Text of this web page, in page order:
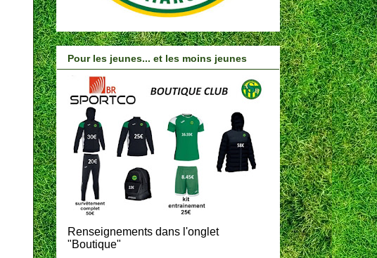
Pour les jeunes... et les moins jeunes
Renseignements dans l'onglet
"Boutique"